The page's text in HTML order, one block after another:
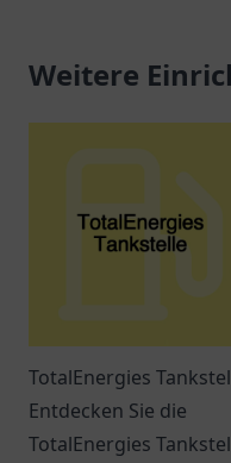
Weitere
TotalEnergies
Entdecken Sie die
TotalEnergies